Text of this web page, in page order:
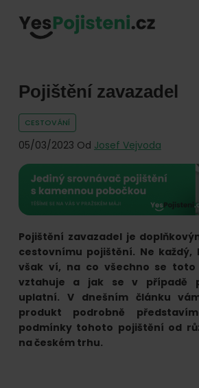
všech
druhů
pojištění
od
hlavních
pojišťoven
na
trhu.
Vyberte
nejlevnější
pojištění
online.
Pojištění zavazadel
CESTOVÁNÍ
05/03/2023 Od Josef Vejvoda
Pojištění zavazadel je
cestovnímu pojištění. Ne každý,
však ví, na co všechno se toto
vztahuje a jak se v případě
uplatní. V dnešním článku
produkt podrobně
podmínky tohoto pojištění od
na českém trhu.